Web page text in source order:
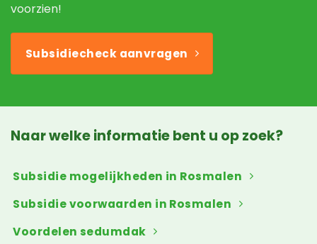
voorzien!
Subsidiecheck aanvragen
Naar welke informatie bent u op zoek?
Subsidie mogelijkheden in Rosmalen
Subsidie voorwaarden in Rosmalen
Voordelen sedumdak